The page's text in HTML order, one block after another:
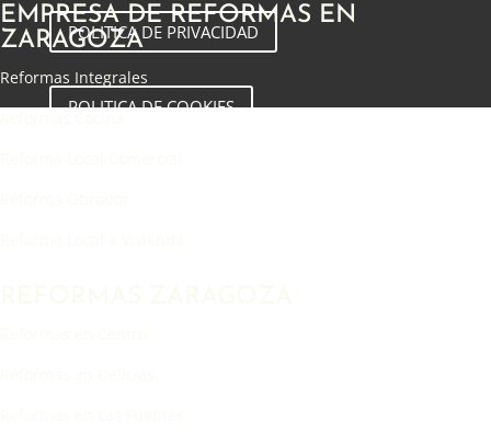
EMPRESA DE REFORMAS EN
ZARAGOZA
Reformas Integrales
POLITICA DE PRIVACIDAD
POLITICA DE COOKIES